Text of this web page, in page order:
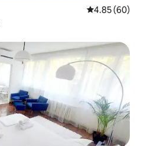
คะแนนเฉลี่ย
4.85 (60)